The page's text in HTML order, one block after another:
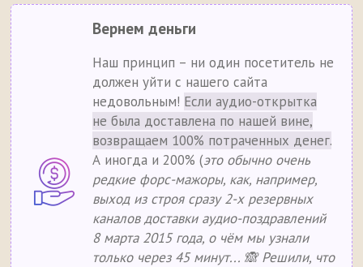
Вернем деньги
Наш принцип – ни один посетитель не
должен уйти с нашего сайта
недовольным! Если аудио-открытка
не была доставлена по нашей вине,
возвращаем 100% потраченных денег.
А иногда и 200% (это обычно очень
редкие форс-мажоры, как, например,
выход из строя сразу 2-х резервных
каналов доставки аудио-поздравлений
8 марта 2015 года, о чём мы узнали
только через 45 минут... 🙈 Решили, что